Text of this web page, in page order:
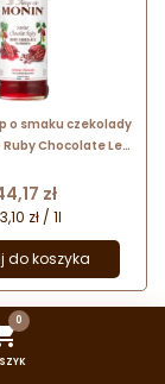
0
o smaku czekolady
Chocolate Le
zł
zł / 1l
do koszyka